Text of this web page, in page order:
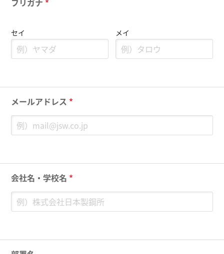
フリガナ *
セイ メイ
メールアドレス *
会社名・学校名 *